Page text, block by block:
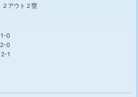
２アウト２塁
1-0
2-0
2-1